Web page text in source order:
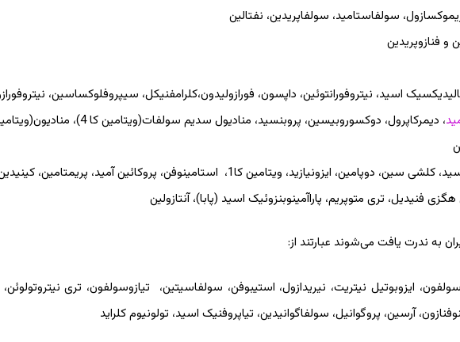
سولفاستامید، سولفاپریدین، نفتالین
و فنازوپریدین
اسید، نیتروفورانتوئین، داپسون، فورازولیدون،کلرامفنیکل، سیپروفلوکساسین،
مانند: آسکوربیک اسید، کلشی سین، دوپامین، ایزونیازید، ویتامین کا1، استامینوفن، پروکائین آمید،
فنیدیل، تری متوپریم، پاراآمینوبنزوئیک اسید (پابا)، آنتازولین
به ندرت یافت می‌شوند عبارتند از:
ایزوبوتیل نیتریت، نیریدازول، استیبوفن، سولفاسیتین، تیازوسولفون، تری نیتروتولوئن،
آرسین، پروگوانیل، سولفاگوانیدین، تیاپروفنیک اسید، تولونیوم کلراید